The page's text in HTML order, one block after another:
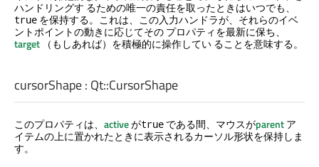
ハンドリングす るための唯一の責任を取ったときはいつでも、
true を保持する。これは、この入力ハンドラが、それらのイベ
ントポイントの動きに応じてその プロパティを最新に保ち、
target （もしあれば）を積極的に操作してい ることを意味する。
cursorShape: Qt::CursorShape
このプロパティは、 activeがtrue である間、マウスがparentア
イテムの上に置かれたときに表示されるカーソル形状を保持しま
す。